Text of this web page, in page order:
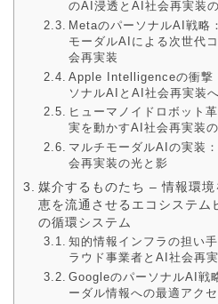
のAI浸透とAI社会再実装
MetaのパーソナルAI戦略
モーダルAIによる次世代
会再実装
Apple Intelligenceの衝撃
ソナルAIとAI社会再実装
ヒューマノイドロボット
実を動かすAI社会再実装
マルチモーダルAIの実装
会再実装の光と影
媒介するものたち – 情報環
恵を流通させるエコシステム
の循環システム
知的情報インフラの担い
ラウド事業者とAI社会再
GoogleのパーソナルAI戦
ーダル情報への最適アク